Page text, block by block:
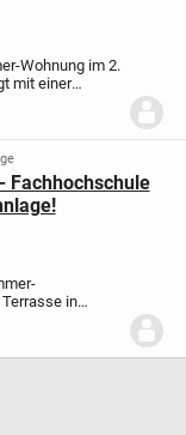
Wohnung im 2.
mit einer
bestehendem
wurde im
Fachhochschule
in
in
33